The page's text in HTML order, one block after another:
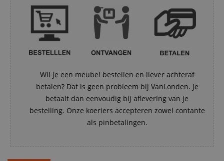
Wil je een meubel bestellen en liever achteraf
betalen? Dat is geen probleem bij VanLonden. Je
betaalt dan eenvoudig bij aflevering van je
bestelling. Onze koeriers accepteren zowel contante
als pinbetalingen.